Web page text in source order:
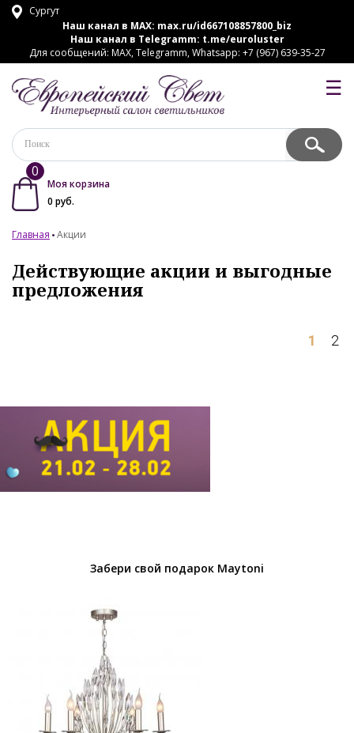
Сургут
Наш канал в MAX: max.ru/id667108857800_biz
Наш канал в Telegramm: t.me/euroluster
Для сообщений: MAX, Telegramm, Whatsapp: +7 (967) 639-35-27
☰
0
Моя корзина
0 руб.
Главная Акции
Действующие акции и выгодные
предложения
1 2
Забери свой подарок Maytoni